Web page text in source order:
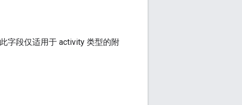
字段仅适用于 activity 类型的附